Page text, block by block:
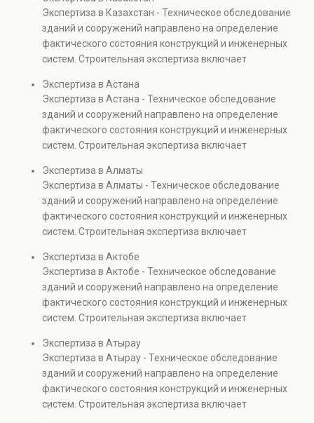
решений, реконструкции и
обеспечения долговечной
и безопасной
эксплуатации объектов.
дефектов и анализ
эксплуатационной
безопасности.
Обследование
технического состояния
зданий используется для
подготовки ремонтных
решений, реконструкции и
обеспечения долговечной
и безопасной
Услуга необходима при
эксплуатации объектов
Экспертиза в Казахстан - Техническое обследование
зданий и сооружений направлено на определение
фактического состояния конструкций и инженерных
систем. Строительная экспертиза включает
элементов и оценку эксплуатационной безопасности.
Услуга востребована при покупке недвижимости,
капитальном ремонте и реконструкции объектов, а
также при судебных разбирательствах и технических
проверках.
Экспертиза в Астана
Экспертиза в Астана - Техническое обследование
зданий и сооружений направлено на определение
фактического состояния конструкций и инженерных
систем. Строительная экспертиза включает
элементов и оценку эксплуатационной безопасности.
Услуга востребована при покупке недвижимости,
капитальном ремонте и реконструкции объектов, а
также при судебных разбирательствах и технических
проверках.
Экспертиза в Алматы
Экспертиза в Алматы - Техническое обследование
зданий и сооружений направлено на определение
фактического состояния конструкций и инженерных
систем. Строительная экспертиза включает
элементов и оценку эксплуатационной безопасности.
Услуга востребована при покупке недвижимости,
капитальном ремонте и реконструкции объектов, а
также при судебных разбирательствах и технических
проверках.
Экспертиза в Актобе
Экспертиза в Актобе - Техническое обследование
зданий и сооружений направлено на определение
фактического состояния конструкций и инженерных
систем. Строительная экспертиза включает
элементов и оценку эксплуатационной безопасности.
Услуга востребована при покупке недвижимости,
капитальном ремонте и реконструкции объектов, а
также при судебных разбирательствах и технических
проверках.
Экспертиза в Атырау
Экспертиза в Атырау - Техническое обследование
зданий и сооружений направлено на определение
фактического состояния конструкций и инженерных
систем. Строительная экспертиза включает